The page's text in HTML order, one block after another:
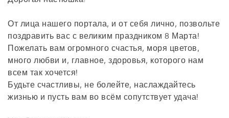
От лица нашего портала, и от себя лично, позвольте
поздравить вас с великим праздником 8 Марта!
Пожелать вам огромного счастья, моря цветов,
много любви и, главное, здоровья, которого нам
всем так хочется!
Будьте счастливы, не болейте, наслаждайтесь
жизнью и пусть вам во всём сопутствует удача!